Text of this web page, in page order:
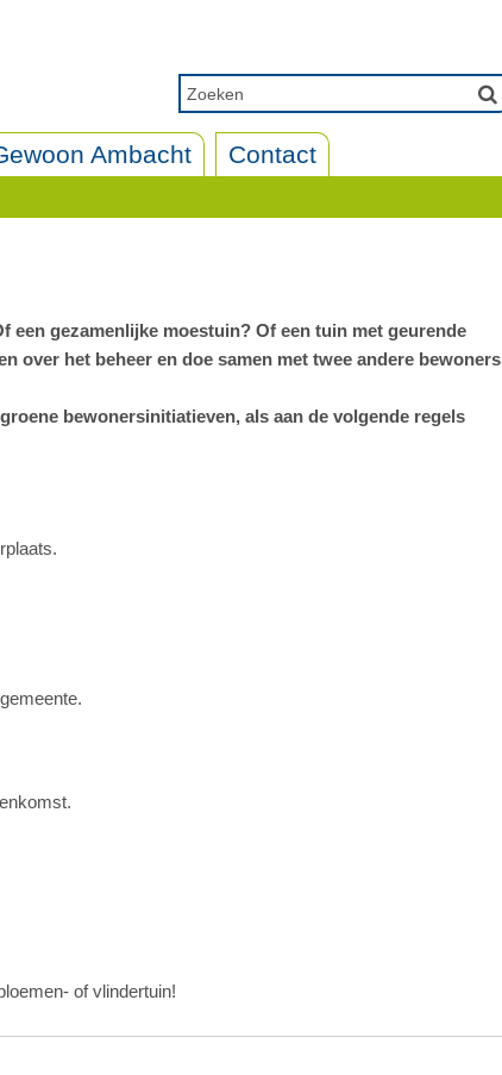
Ambacht Contact
gezamenlijke moestuin? Of een tuin met geurende
over het beheer en doe samen met twee andere bewoners
bewonersinitiatieven, als aan de volgende regels
of vlindertuin!